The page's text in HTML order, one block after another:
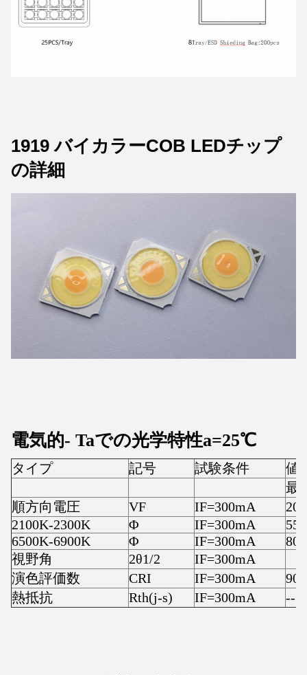
1919 バイカラーCOB LEDチップ
の詳細
電気的- Taでの光学特性a=25℃
タイプ 記号 試験条件
値
最
順方向電圧
VF IF=300mA
20
2100K-2300K
Φ IF=300mA
550
6500K-6900K
Φ IF=300mA
800
視野角
2θ1/2
IF=300mA
演色評価数
CRI IF=300mA
90
熱抵抗
Rth(j-s) IF=300mA --